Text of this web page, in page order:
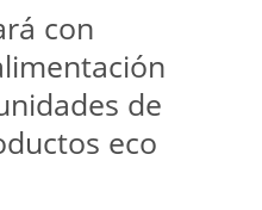
con
de
eco